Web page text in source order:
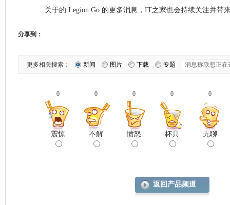
关于的 Legion Go 的更多消息，IT之家也会持续关注并带
分享到：
更多相关搜索： 新闻 图片 下载 专题
0
震惊
0
不解
0
愤怒
0
杯具
0
无聊
返回产品频道